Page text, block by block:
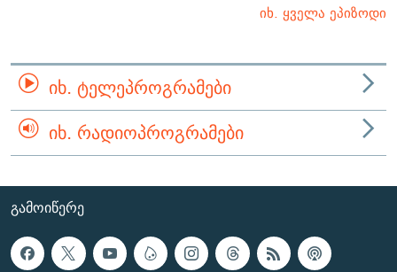
იხ. ყველა ეპიზოდი
ᲘᲮ. ᲢᲔᲚᲔᲞᲠᲝᲒᲠᲐᲛᲔᲑᲘ
ᲘᲮ. ᲠᲐᲓᲘᲝᲞᲠᲝᲒᲠᲐᲛᲔᲑᲘ
ᲒᲐᲛᲝᲘᲬᲔᲠᲔ